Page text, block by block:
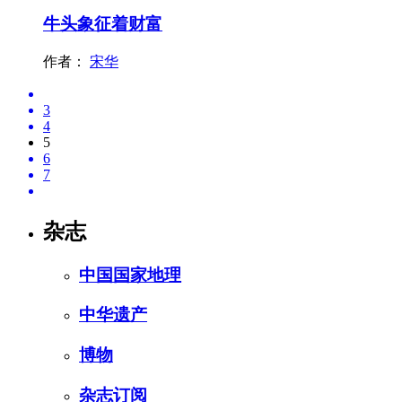
牛头象征着财富
作者： 宋华
3
4
5
6
7
杂志
中国国家地理
中华遗产
博物
杂志订阅